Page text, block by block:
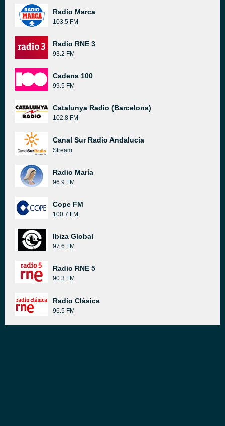
Radio Marca
103.5 FM
Radio RNE 3
93.2 FM
Cadena 100
99.5 FM
Catalunya Radio (Barcelona)
102.8 FM
Canal Sur Radio Andalucía
Stream
Radio María
96.9 FM
Cope FM
100.7 FM
Ibiza Global
97.6 FM
Radio RNE 5
90.3 FM
Radio Clásica
96.5 FM